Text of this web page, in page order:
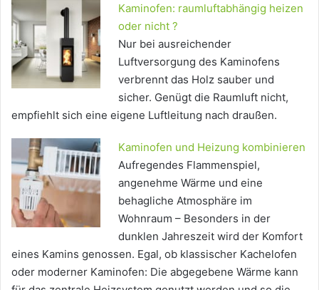
Kaminofen: raumluftabhängig heizen
oder nicht ?
Nur bei ausreichender
Luftversorgung des Kaminofens
verbrennt das Holz sauber und
sicher. Genügt die Raumluft nicht,
empfiehlt sich eine eigene Luftleitung nach draußen.
Kaminofen und Heizung kombinieren
Aufregendes Flammenspiel,
angenehme Wärme und eine
behagliche Atmosphäre im
Wohnraum – Besonders in der
dunklen Jahreszeit wird der Komfort
eines Kamins genossen. Egal, ob klassischer Kachelofen
oder moderner Kaminofen: Die abgegebene Wärme kann